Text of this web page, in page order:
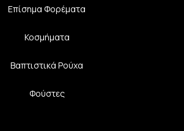
Επίσημα Φορέματα
Κοσμήματα
Βαπτιστικά Ρούχα
Φούστες